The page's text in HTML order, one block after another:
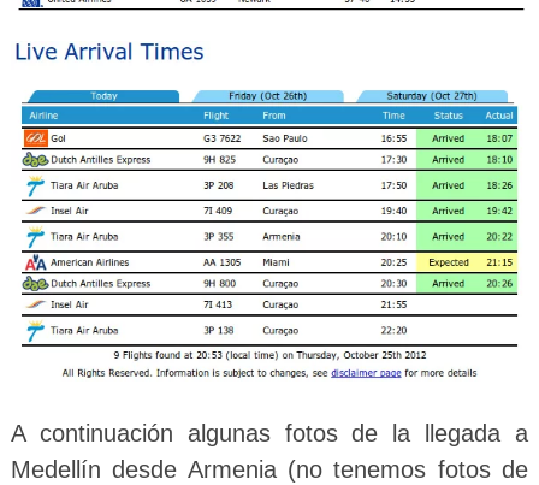
A continuación algunas fotos de la llegada a
Medellín desde Armenia (no tenemos fotos de